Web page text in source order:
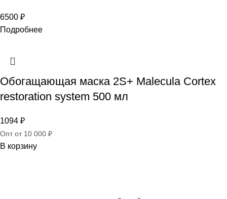
6500 ₽
Подробнее
Обогащающая маска 2S+ Malecula Cortex
restoration system 500 мл
1094 ₽
Опт от 10 000 ₽
В корзину